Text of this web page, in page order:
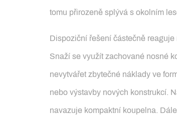
tomu přirozeně splývá s okolním
Dispoziční řešení částečně reaguje
Snaží se využít zachované nosné
nevytvářet zbytečné náklady ve
nebo výstavby nových konstrukcí.
navazuje kompaktní koupelna.